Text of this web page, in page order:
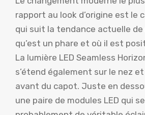
rapport au look d’origine est le
qui suit la tendance actuelle de
qu’est un phare et où il est
La lumière LED Seamless
s’étend également sur le nez
avant du capot. Juste en
une paire de modules LED qui